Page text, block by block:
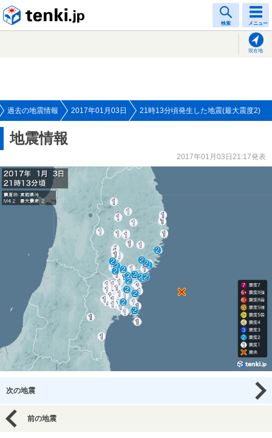
検索 メニュー
現在地
過去の地震情報 2017年01月03日 21時13分頃発生した地震(最大震度2)
地震情報
2017年01月03日21:17発表
次の地震
前の地震